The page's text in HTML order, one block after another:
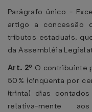
Parágrafo único -
artigo a concessão
tributos estaduais,
da Assembléia
Art. 2º O contribuinte
50% (cinqüenta por
(trinta) dias
relativa-mente